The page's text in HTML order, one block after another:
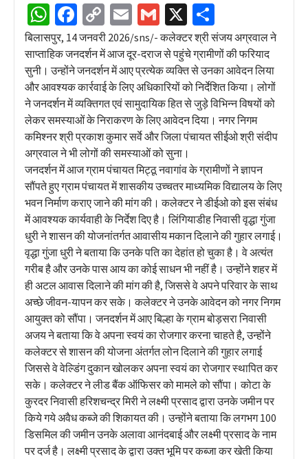
WhatsApp
Facebook
Copy
Link
EmailGmail
X
बिलासपुर, 14 जनवरी 2026/sns/- कलेक्टर श्री संजय अग्रवाल ने
साप्ताहिक जनदर्शन में आज दूर-दराज से पहुंचे ग्रामीणों की फरियाद
सुनी। उन्होंने जनदर्शन में आए प्रत्येक व्यक्ति से उनका आवेदन लिया
और आवश्यक कार्रवाई के लिए अधिकारियों को निर्देशित किया। लोगों
ने जनदर्शन में व्यक्तिगत एवं सामुदायिक हित से जुड़े विभिन्न विषयों को
लेकर समस्याओं के निराकरण के लिए आवेदन दिया। नगर निगम
कमिश्नर श्री प्रकाश कुमार सर्वे और जिला पंचायत सीईओ श्री संदीप
अग्रवाल ने भी लोगों की समस्याओं को सुना।
जनदर्शन में आज ग्राम पंचायत मिट्ठू नवागांव के ग्रामीणों ने ज्ञापन
सौंपते हुए ग्राम पंचायत में शासकीय उच्चतर माध्यमिक विद्यालय के लिए
भवन निर्माण कराए जाने की मांग की। कलेक्टर ने डीईओ को इस संबंध
में आवश्यक कार्यवाही के निर्देश दिए है। लिंगियाडीह निवासी वृद्धा गुंजा
धुरी ने शासन की योजनांतर्गत आवासीय मकान दिलाने की गुहार लगाई।
वृद्धा गुंजा धुरी ने बताया कि उनके पति का देहांत हो चुका है। वे अत्यंत
गरीब है और उनके पास आय का कोई साधन भी नहीं है। उन्होंने शहर में
ही अटल आवास दिलाने की मांग की है, जिससे वे अपने परिवार के साथ
अच्छे जीवन-यापन कर सके। कलेक्टर ने उनके आवेदन को नगर निगम
आयुक्त को सौंपा। जनदर्शन में आए बिल्हा के ग्राम बोड़सरा निवासी
अजय ने बताया कि वे अपना स्वयं का रोजगार करना चाहते है, उन्होंने
कलेक्टर से शासन की योजना अंतर्गत लोन दिलाने की गुहार लगाई
जिससे वे वेल्डिंग दुकान खोलकर अपना स्वयं का रोजगार स्थापित कर
सके। कलेक्टर ने लीड बैंक ऑफिसर को मामले को सौंपा। कोटा के
कुरदर निवासी हरिशचन्द्र मिरी ने लक्ष्मी प्रसाद द्वारा उनके जमीन पर
किये गये अवैध कब्जे की शिकायत की। उन्होंने बताया कि लगभग 100
डिसमिल की जमीन उनके अलावा आनंदबाई और लक्ष्मी प्रसाद के नाम
पर दर्ज है। लक्ष्मी प्रसाद के द्वारा उक्त भूमि पर कब्जा कर खेती किया